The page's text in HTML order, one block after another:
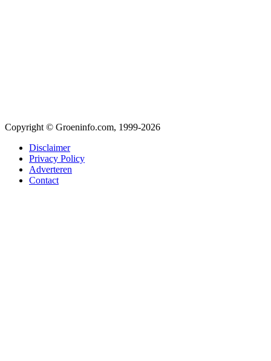
Copyright © Groeninfo.com, 1999-2026
Disclaimer
Privacy Policy
Adverteren
Contact